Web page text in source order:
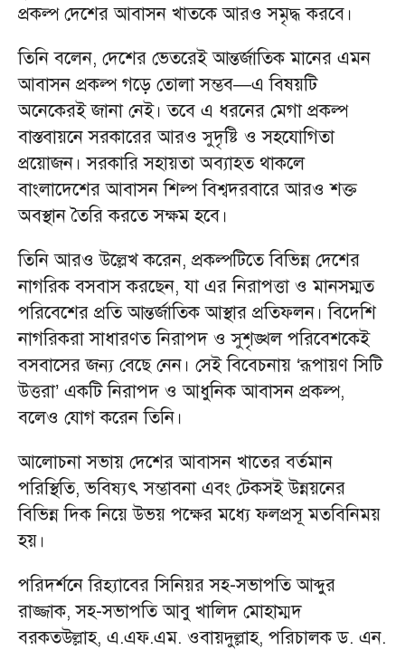
প্রকল্প দেশের আবাসন খাতকে আরও সমৃদ্ধ করবে।
তিনি বলেন, দেশের ভেতরেই আন্তর্জাতিক মানের এমন
আবাসন প্রকল্প গড়ে তোলা সম্ভব—এ বিষয়টি
অনেকেরই জানা নেই। তবে এ ধরনের মেগা প্রকল্প
বাস্তবায়নে সরকারের আরও সুদৃষ্টি ও সহযোগিতা
প্রয়োজন। সরকারি সহায়তা অব্যাহত থাকলে
বাংলাদেশের আবাসন শিল্প বিশ্বদরবারে আরও শক্ত
অবস্থান তৈরি করতে সক্ষম হবে।
তিনি আরও উল্লেখ করেন, প্রকল্পটিতে বিভিন্ন দেশের
নাগরিক বসবাস করছেন, যা এর নিরাপত্তা ও মানসম্মত
পরিবেশের প্রতি আন্তর্জাতিক আস্থার প্রতিফলন। বিদেশি
নাগরিকরা সাধারণত নিরাপদ ও সুশৃঙ্খল পরিবেশকেই
বসবাসের জন্য বেছে নেন। সেই বিবেচনায় ‘রূপায়ণ সিটি
উত্তরা’ একটি নিরাপদ ও আধুনিক আবাসন প্রকল্প,
বলেও যোগ করেন তিনি।
আলোচনা সভায় দেশের আবাসন খাতের বর্তমান
পরিস্থিতি, ভবিষ্যৎ সম্ভাবনা এবং টেকসই উন্নয়নের
বিভিন্ন দিক নিয়ে উভয় পক্ষের মধ্যে ফলপ্রসূ মতবিনিময়
হয়।
পরিদর্শনে রিহ্যাবের সিনিয়র সহ-সভাপতি আব্দুর
রাজ্জাক, সহ-সভাপতি আবু খালিদ মোহাম্মদ
বরকতউল্লাহ, এ.এফ.এম. ওবায়দুল্লাহ, পরিচালক ড. এন.